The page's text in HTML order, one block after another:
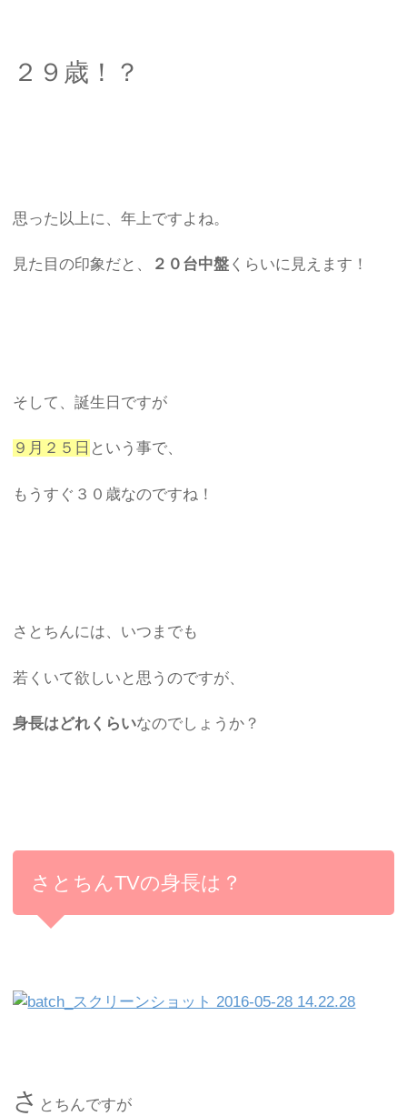
２９歳！？
思った以上に、年上ですよね。
見た目の印象だと、 ２０台中盤 くらいに見えます！
そして、誕生日ですが
９月２５日 という事で、
もうすぐ３０歳なのですね！
さとちんには、いつまでも
若くいて欲しいと思うのですが、
身長はどれくらいなのでしょうか？
さとちんTVの身長は？
さ とちんですが